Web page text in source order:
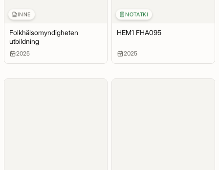
INNE
Folkhälsomyndigheten
utbildning
2025
NOTATKI
HEM1 FHA095
2025